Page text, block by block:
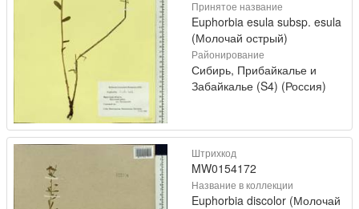
Принятое название
Euphorbia esula subsp. esula
(Молочай острый)
Районирование
Сибирь, Прибайкалье и
Забайкалье (S4) (Россия)
Штрихкод
MW0154172
Название в коллекции
Euphorbia discolor (Молочай